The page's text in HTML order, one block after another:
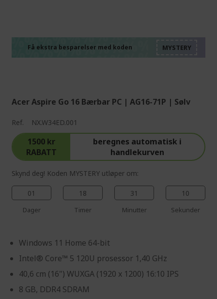
Få ekstra besparelser med koden
Acer Aspire Go 16 Bærbar PC | AG16-71P | Sølv
Ref. NX.W34ED.001
1500 kr
RABATT
beregnes automatisk i
handlekurven
Skynd deg! Koden MYSTERY utløper om:
01
Dager
18
Timer
31
Minutter
09
Sekunder
Windows 11 Home 64-bit
Intel® Core™ 5 120U prosessor 1,40 GHz
40,6 cm (16") WUXGA (1920 x 1200) 16:10 IPS
8 GB, DDR4 SDRAM